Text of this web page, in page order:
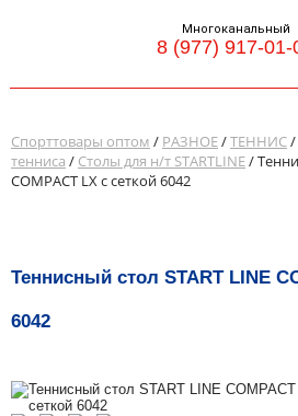
Многоканальный
8 (977) 917-01-
Спорттовары оптом / РАЗНОЕ/ТЕННИС/
тенниса / Столы для н/т STARTLINE/
COMPACT LX с сеткой 6042
Теннисный стол START LINE
6042